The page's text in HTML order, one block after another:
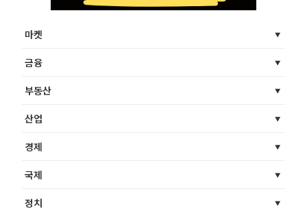
마켓
금융
부동산
산업
경제
국제
정치